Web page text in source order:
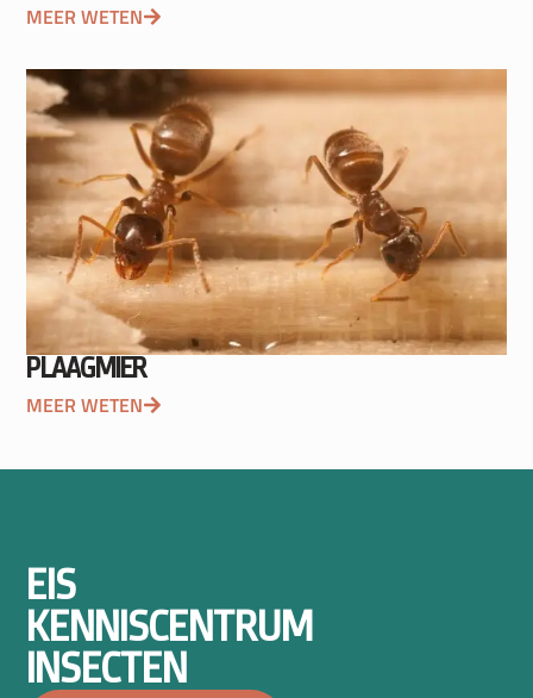
MEER WETEN
PLAAGMIER
MEER WETEN
EIS
KENNISCENTRUM
INSECTEN